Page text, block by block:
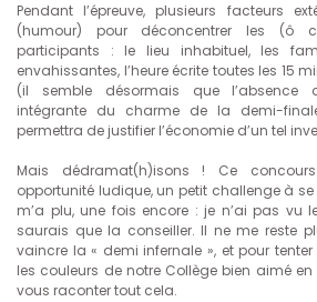
Pendant l’épreuve, plusieurs facteurs
(humour) pour déconcentrer les (ô
participants : le lieu inhabituel, les
envahissantes, l’heure écrite toutes les 15
(il semble désormais que l’absence
intégrante du charme de la demi-
permettra de justifier l’économie d’un tel
Mais dédramat(h)isons ! Ce
opportunité ludique, un petit challenge à se
m’a plu, une fois encore : je n’ai pas vu
saurais que la conseiller. Il ne me reste
vaincre la « demi infernale », et pour
les couleurs de notre Collège bien aimé
vous raconter tout cela.